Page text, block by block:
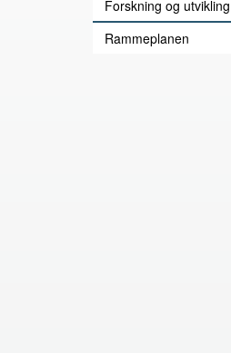
Forskning og utvikling
Rammeplanen